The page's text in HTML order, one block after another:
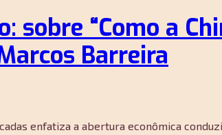
sobre “Como a
Barreira
enfatiza a abertura econômica